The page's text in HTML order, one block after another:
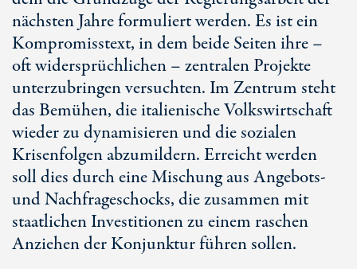
nächsten Jahre formuliert werden. Es ist ein
Kompromisstext, in dem beide Seiten ihre –
oft widersprüchlichen – zentralen Projekte
unterzubringen versuchten. Im Zentrum steht
das Bemühen, die italienische Volkswirtschaft
wieder zu dynamisieren und die sozialen
Krisenfolgen abzumildern. Erreicht werden
soll dies durch eine Mischung aus Angebots-
und Nachfrageschocks, die zusammen mit
staatlichen Investitionen zu einem raschen
Anziehen der Konjunktur führen sollen.